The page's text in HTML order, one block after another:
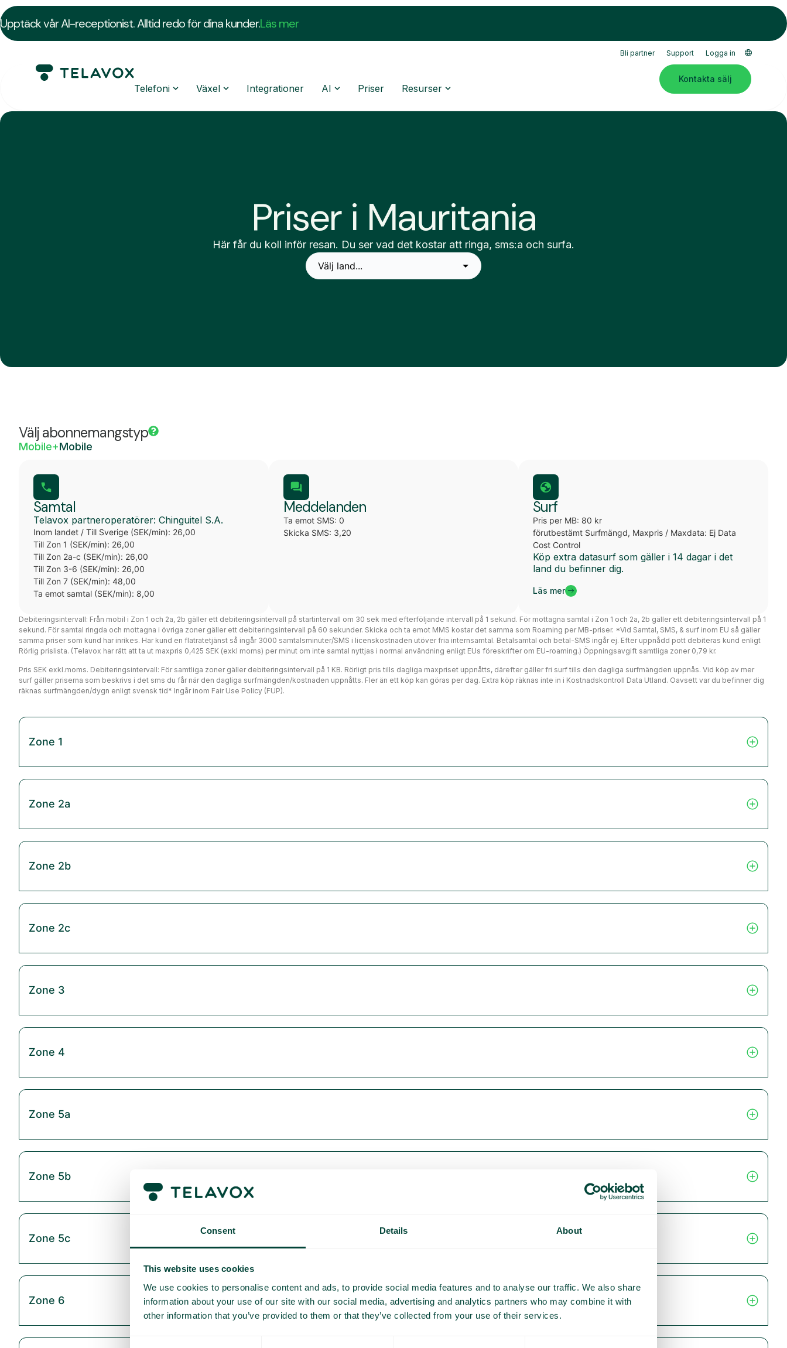
Consent Details About
This website uses cookies
We use cookies to personalise content and ads, to provide social media features and to analyse our traffic. We also share
information about your use of our site with our social media, advertising and analytics partners who may combine it with
other information that you’ve provided to them or that they’ve collected from your use of their services.
Upptäck vår AI-receptionist. Alltid redo för dina kunder.Läs mer
Bli partner Support Logga in
Telefoni Växel Integrationer AI Priser Resurser
Kontakta sälj
Priser i Mauritania
Här får du koll inför resan. Du ser vad det kostar att ringa, sms:a och surfa.
Välj abonnemangstyp
Mobile+Mobile
Samtal
Telavox partneroperatörer: Chinguitel S.A.
Inom landet / Till Sverige (SEK/min): 26,00
Till Zon 1 (SEK/min): 26,00
Till Zon 2a-c (SEK/min): 26,00
Till Zon 3-6 (SEK/min): 26,00
Till Zon 7 (SEK/min): 48,00
Ta emot samtal (SEK/min): 8,00
Meddelanden
Ta emot SMS: 0
Skicka SMS: 3,20
Surf
Pris per MB: 80 kr
förutbestämt Surfmängd, Maxpris / Maxdata: Ej Data
Cost Control
Köp extra datasurf som gäller i 14 dagar i det
land du befinner dig.
Läs mer
Debiteringsintervall: Från mobil i Zon 1 och 2a, 2b gäller ett debiteringsintervall på startintervall om 30 sek med efterföljande intervall på 1 sekund. För mottagna samtal i Zon 1 och 2a, 2b gäller ett debiteringsintervall på 1
sekund. För samtal ringda och mottagna i övriga zoner gäller ett debiteringsintervall på 60 sekunder. Skicka och ta emot MMS kostar det samma som Roaming per MB-priser. *Vid Samtal, SMS, & surf inom EU så gäller
samma priser som kund har inrikes. Har kund en flatratetjänst så ingår 3000 samtalsminuter/SMS i licenskostnaden utöver fria internsamtal. Betalsamtal och betal-SMS ingår ej. Efter uppnådd pott debiteras kund enligt
Rörlig prislista. (Telavox har rätt att ta ut maxpris 0,425 SEK (exkl moms) per minut om inte samtal nyttjas i normal användning enligt EUs föreskrifter om EU-roaming.) Öppningsavgift samtliga zoner 0,79 kr.
Pris SEK exkl.moms. Debiteringsintervall: För samtliga zoner gäller debiteringsintervall på 1 KB. Rörligt pris tills dagliga maxpriset uppnåtts, därefter gäller fri surf tills den dagliga surfmängden uppnås. Vid köp av mer
surf gäller priserna som beskrivs i det sms du får när den dagliga surfmängden/kostnaden uppnåtts. Fler än ett köp kan göras per dag. Extra köp räknas inte in i Kostnadskontroll Data Utland. Oavsett var du befinner dig
räknas surfmängden/dygn enligt svensk tid* Ingår inom Fair Use Policy (FUP).
Zone 1
Zone 2a
Zone 2b
Zone 2c
Zone 3
Zone 4
Zone 5a
Zone 5b
Zone 5c
Zone 6